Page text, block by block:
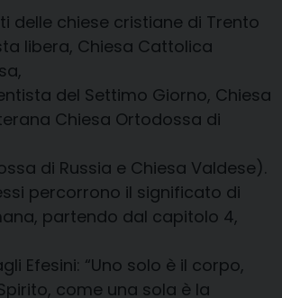
delle chiese cristiane di Trento
libera, Chiesa Cattolica
del Settimo Giorno, Chiesa
Chiesa Ortodossa di
di Russia e Chiesa Valdese).
percorrono il significato di
partendo dal capitolo 4,
Efesini: “Uno solo è il corpo,
come una sola è la